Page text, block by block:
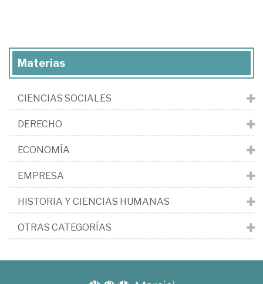
Materias
CIENCIAS SOCIALES
DERECHO
ECONOMÍA
EMPRESA
HISTORIA Y CIENCIAS HUMANAS
OTRAS CATEGORÍAS